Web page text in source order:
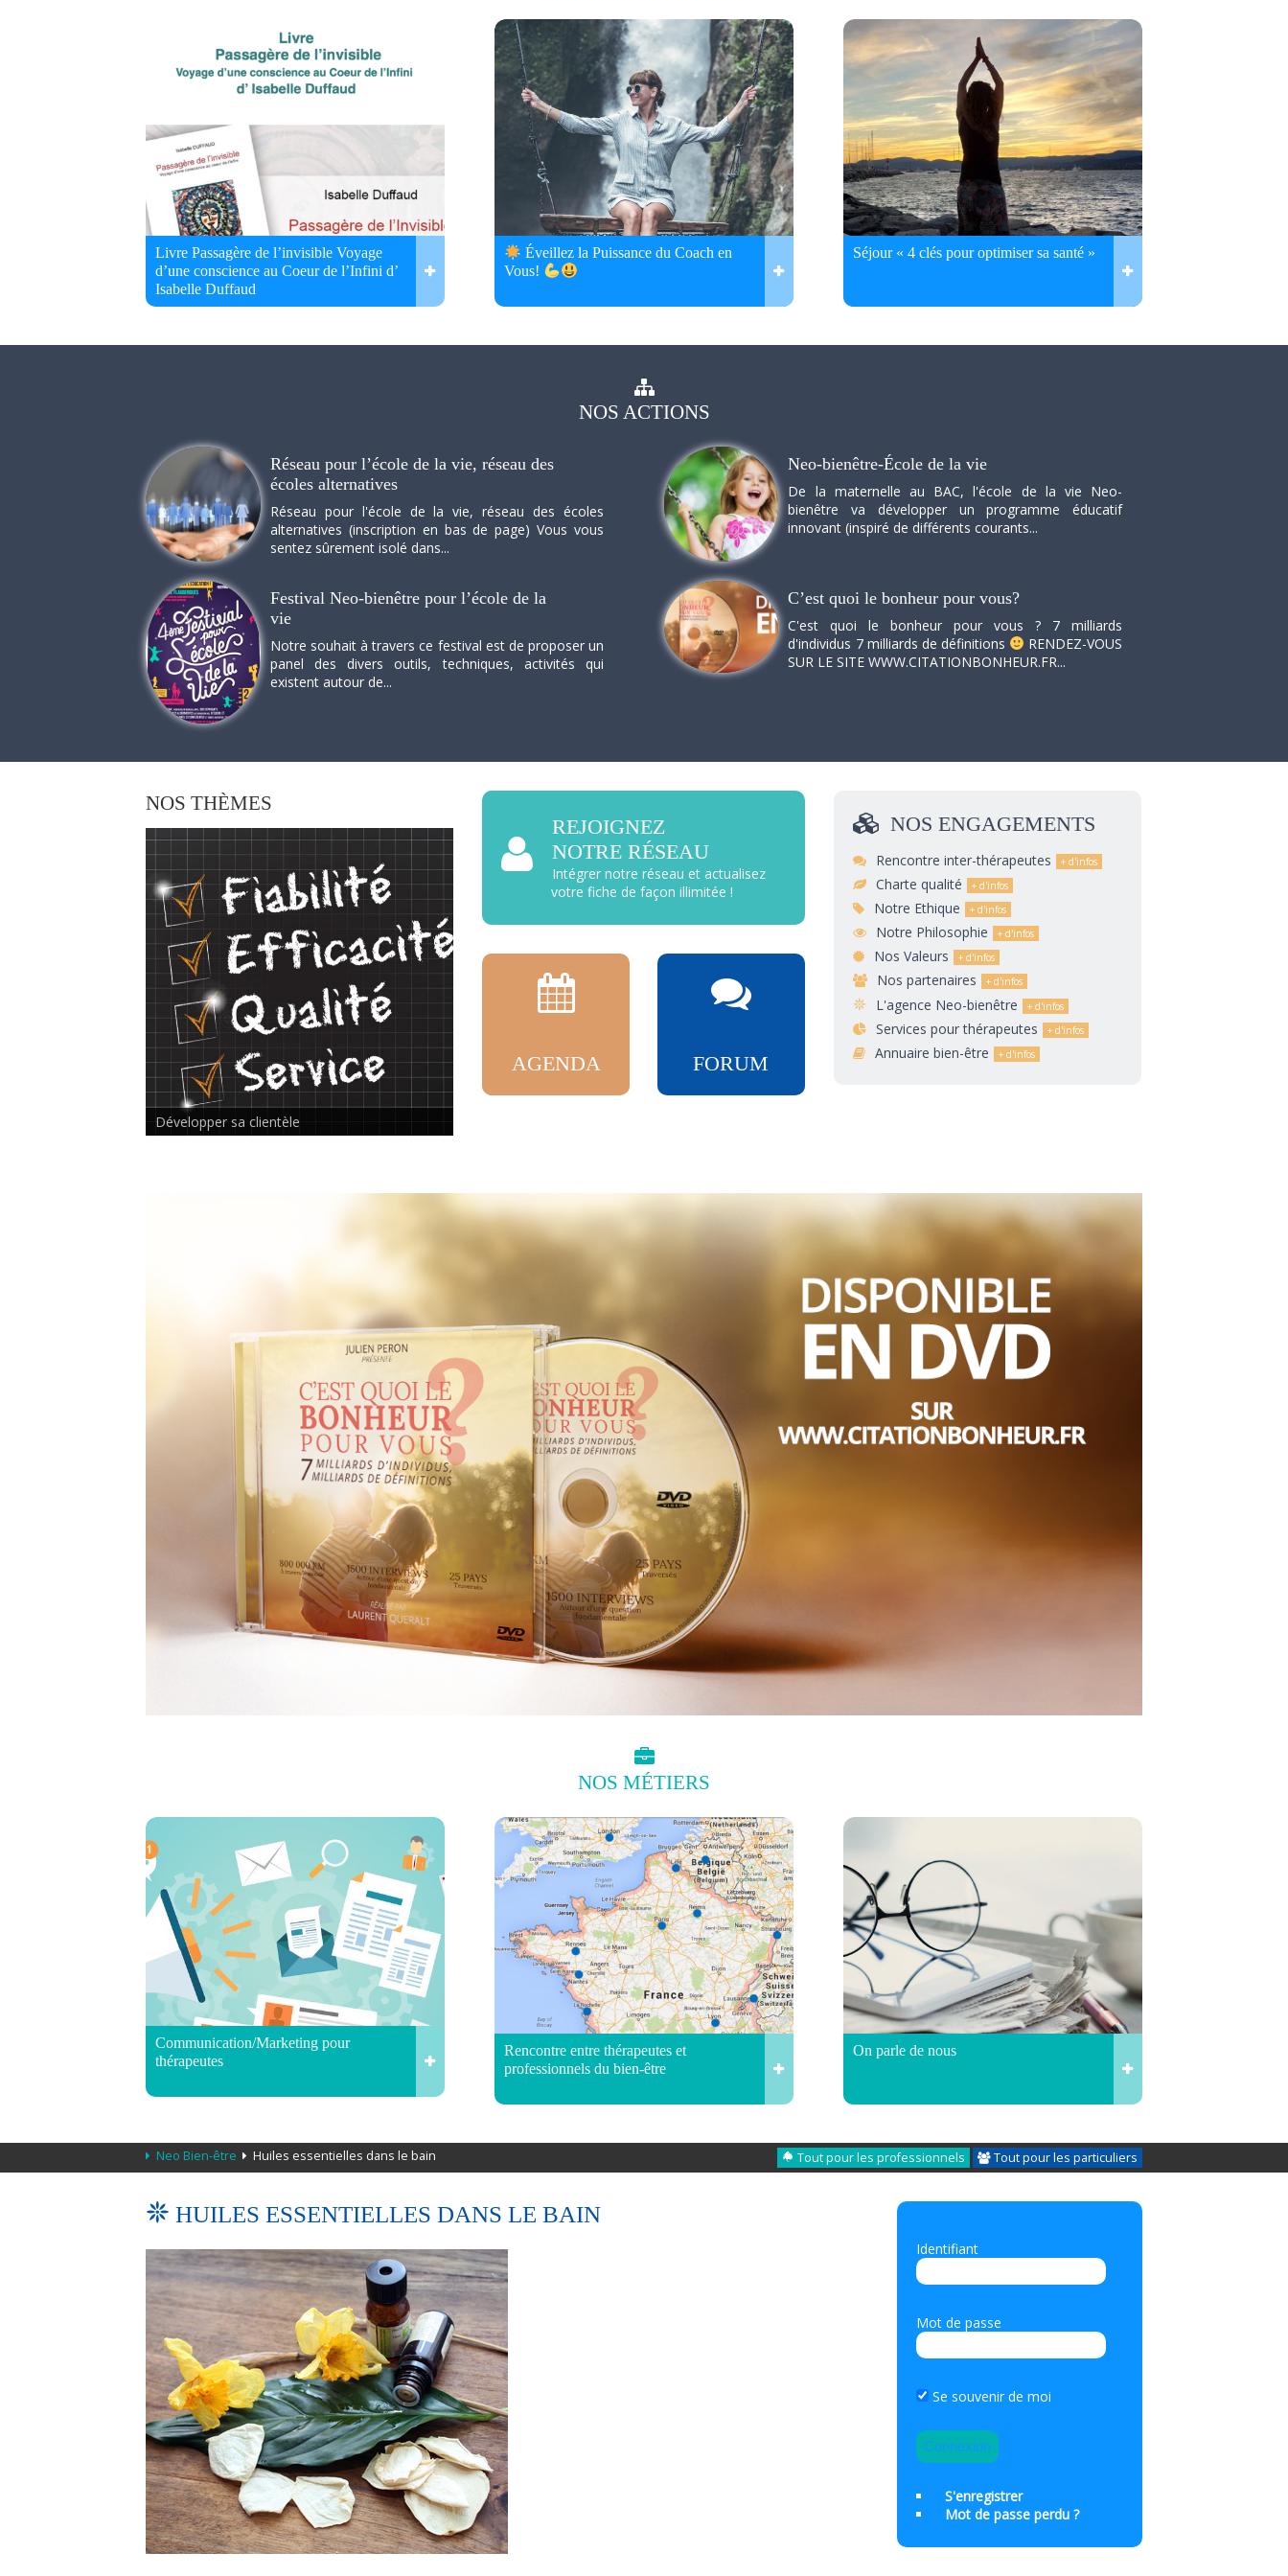
Livre Passagère de l’invisible Voyage
d’une conscience au Coeur de l’Infini d’
Isabelle Duffaud
Éveillez la Puissance du Coach en
Vous!
Séjour « 4 clés pour optimiser sa santé »
NOS ACTIONS
Réseau pour l’école de la vie, réseau des
écoles alternatives
Réseau pour l'école de la vie, réseau des écoles
alternatives (inscription en bas de page) Vous vous
sentez sûrement isolé dans...
Neo-bienêtre-École de la vie
De la maternelle au BAC, l'école de la vie Neo-
bienêtre va développer un programme éducatif
innovant (inspiré de différents courants...
Festival Neo-bienêtre pour l’école de la
vie
Notre souhait à travers ce festival est de proposer un
panel des divers outils, techniques, activités qui
existent autour de...
C’est quoi le bonheur pour vous?
C'est quoi le bonheur pour vous ? 7 milliards
d'individus 7 milliards de définitions
RENDEZ-VOUS
SUR LE SITE WWW.CITATIONBONHEUR.FR...
NOS THÈMES
Rencontre inter-thérapeutes
REJOIGNEZ
NOTRE RÉSEAU
Intégrer notre réseau et actualisez
votre fiche de façon illimitée !
AGENDA FORUM
NOS ENGAGEMENTS
Rencontre inter-thérapeutes
Charte qualité
Notre Ethique
Notre Philosophie
Nos Valeurs
Nos partenaires
L'agence Neo-bienêtre
Services pour thérapeutes
Annuaire bien-être
NOS MÉTIERS
Communication/Marketing pour
thérapeutes
Rencontre entre thérapeutes et
professionnels du bien-être
On parle de nous
Neo Bien-être Huiles essentielles dans le bain Tout pour les professionnels Tout pour les particuliers
HUILES ESSENTIELLES DANS LE BAIN
Identifiant
Mot de passe
Se souvenir de moi
S'enregistrer
Mot de passe perdu ?